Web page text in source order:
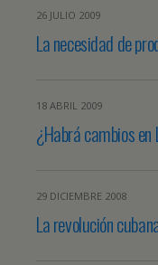
26 JULIO 2009
La necesidad de
18 ABRIL 2009
¿Habrá cambios en
29 DICIEMBRE 2008
La revolución